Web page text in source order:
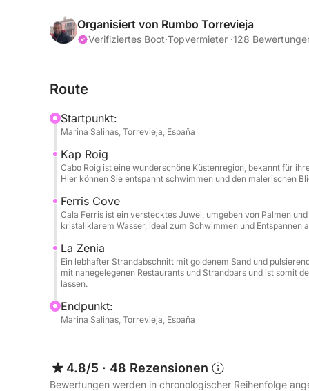
Das Boot bietet Platz für bis zu 6 Gäste und ist
komfortables und unvergessliches Erlebnis auf
in einer malerischen Bucht vor Anker liegen. Das
Ankerwinde, die Komfort und Praktikabilität den
Angetrieben von einem 100 PS starken Honda-
Leistung bei niedrigem Kraftstoffverbrauch und
oder Wasserskifahren – eine dynamische Option
Spaß wünschen.
Während der Tour haben Sie die Möglichkeit, in
– drei wunderschöne Küstenorte, die für ihr
Atmosphäre bekannt sind. Diese Stopps eignen
Entspannen an Bord und um die Küste in Ihrem
unvergessliches Erlebnis auf dem Wasser.
Organisiert von Rumbo Torrevieja
Verifiziertes Boot·Topvermieter ·128
Route
Startpunkt:
Marina Salinas, Torrevieja, España
Kap Roig
Cabo Roig ist eine wunderschöne Küstenregion, bekannt für
Hier können Sie entspannt schwimmen und den malerischen
Ferris Cove
Cala Ferris ist ein verstecktes Juwel, umgeben von Palmen
kristallklarem Wasser, ideal zum Schwimmen und Entspannen
La Zenia
Ein lebhafter Strandabschnitt mit goldenem Sand und
mit nahegelegenen Restaurants und Strandbars und ist somit
lassen.
Endpunkt:
Marina Salinas, Torrevieja, España
4.8/5 · 48 Rezensionen
Bewertungen werden in chronologischer Reihenfolge